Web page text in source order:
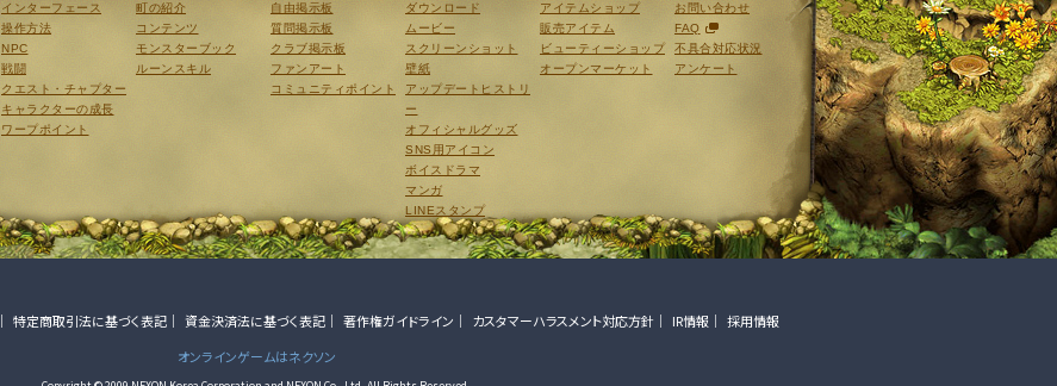
インターフェース
操作方法
NPC
戦闘
クエスト・チャプター
キャラクターの成長
ワープポイント
町の紹介
コンテンツ
モンスターブック
ルーンスキル
自由掲示板
質問掲示板
クラブ掲示板
ファンアート
コミュニティポイント
ダウンロード
ムービー
スクリーンショット
壁紙
アップデートヒストリ
ー
オフィシャルグッズ
SNS用アイコン
ボイスドラマ
マンガ
LINEスタンプ
アイテムショップ
販売アイテム
ビューティーショップ
オープンマーケット
お問い合わせ
FAQ
不具合対応状況
アンケート
特定商取引法に基づく表記 資金決済法に基づく表記 著作権ガイドライン カスタマーハラスメント対応方針 IR情報
採用情報
オンラインゲームはネクソン